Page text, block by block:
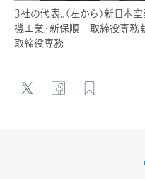
3社の代表。（左から）新日本
機工業・新保順一取締役専務
取締役専務